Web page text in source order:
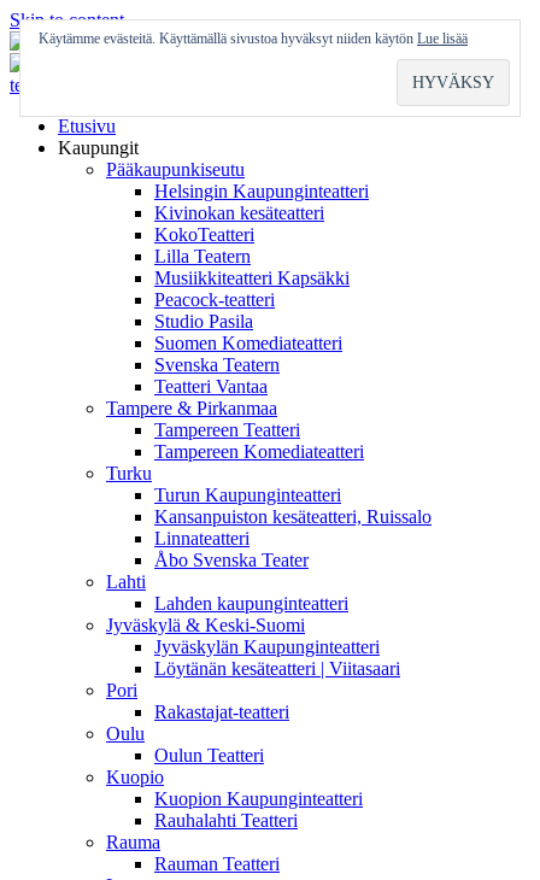
Skip to content
Etusivu
Kaupungit
Pääkaupunkiseutu
Helsingin Kaupunginteatteri
Kivinokan kesäteatteri
KokoTeatteri
Lilla Teatern
Musiikkiteatteri Kapsäkki
Peacock-teatteri
Studio Pasila
Suomen Komediateatteri
Svenska Teatern
Teatteri Vantaa
Tampere & Pirkanmaa
Tampereen Teatteri
Tampereen Komediateatteri
Turku
Turun Kaupunginteatteri
Kansanpuiston kesäteatteri, Ruissalo
Linnateatteri
Åbo Svenska Teater
Lahti
Lahden kaupunginteatteri
Jyväskylä & Keski-Suomi
Jyväskylän Kaupunginteatteri
Löytänän kesäteatteri | Viitasaari
Pori
Rakastajat-teatteri
Oulu
Oulun Teatteri
Kuopio
Kuopion Kaupunginteatteri
Rauhalahti Teatteri
Rauma
Rauman Teatteri
Käytämme evästeitä. Käyttämällä sivustoa hyväksyt niiden käytön Lue lisää